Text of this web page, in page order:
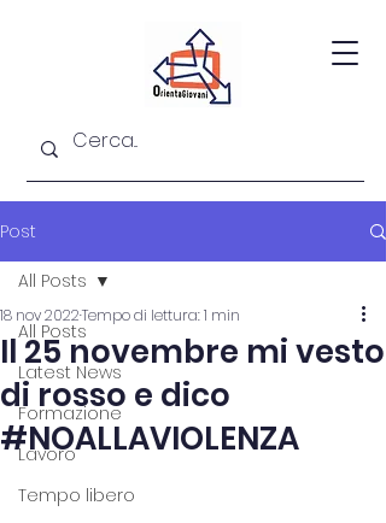
Post
All Posts
Latest News
Formazione
Lavoro
Tempo libero
All Posts
Il 25 novembre mi vesto
di rosso e dico
#NOALLAVIOLENZA
18 nov 2022Tempo di lettura: 1 min